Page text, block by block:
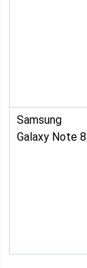
Samsung
Galaxy Note 8